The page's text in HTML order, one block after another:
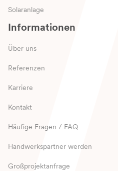
Solaranlage
Informationen
Über uns
Referenzen
Karriere
Kontakt
Häufige Fragen / FAQ
Handwerkspartner werden
Großprojektanfrage